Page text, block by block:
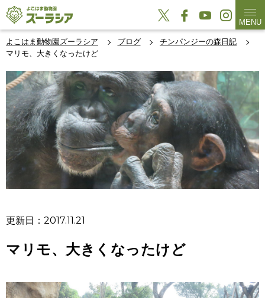
MENU
よこはま動物園ズーラシア ブログ
チンパンジーの森日記
マリモ、大きくなったけど
更新日：2017.11.21
マリモ、大きくなったけど